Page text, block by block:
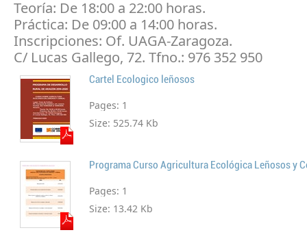
Teoría: De 18:00 a 22:00 horas.
Práctica: De 09:00 a 14:00 horas.
Inscripciones: Of. UAGA-Zaragoza.
C/ Lucas Gallego, 72. Tfno.: 976 352 950
Cartel Ecologico leñosos
Pages: 1
Size: 525.74 Kb
Programa Curso Agricultura Ecológica Leñosos y
Pages: 1
Size: 13.42 Kb